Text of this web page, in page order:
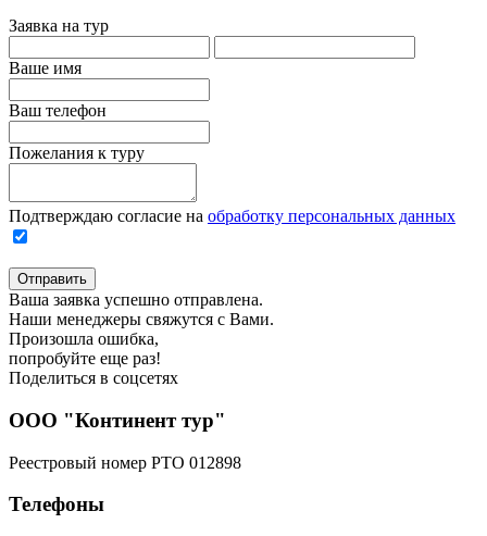
Заявка на тур
Ваше имя
Ваш телефон
Пожелания к туру
Подтверждаю согласие на обработку персональных данных
Отправить
Ваша заявка успешно отправлена.
Наши менеджеры свяжутся с Вами.
Произошла ошибка,
попробуйте еще раз!
Поделиться в соцсетях
ООО "Континент тур"
Реестровый номер РТО 012898
Телефоны